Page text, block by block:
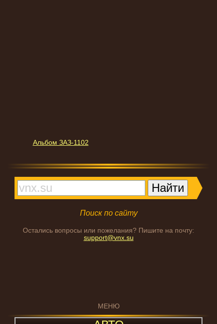
Альбом ЗАЗ-1102
Поиск по сайту
Остались вопросы или пожелания? Пишите на почту:
support@vnx.su
МЕНЮ